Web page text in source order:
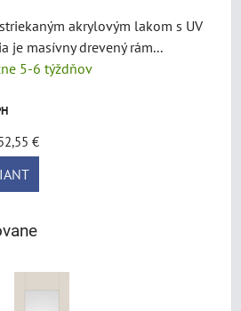
akrylovým lakom s UV
je masívny drevený rám...
5-6 týždňov
€